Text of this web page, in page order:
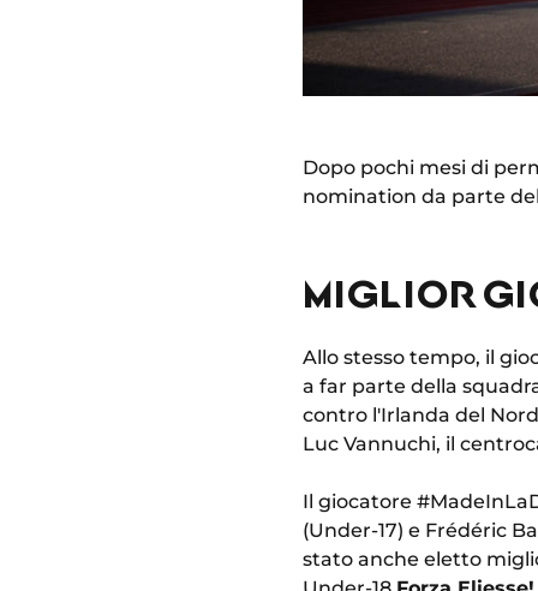
Dopo pochi mesi di
nomination da parte
MIGLIOR
Allo stesso tempo, il
a far parte della
contro l'Irlanda del
Luc Vannuchi, il
Il giocatore
(Under-17) e Frédéric
stato anche eletto